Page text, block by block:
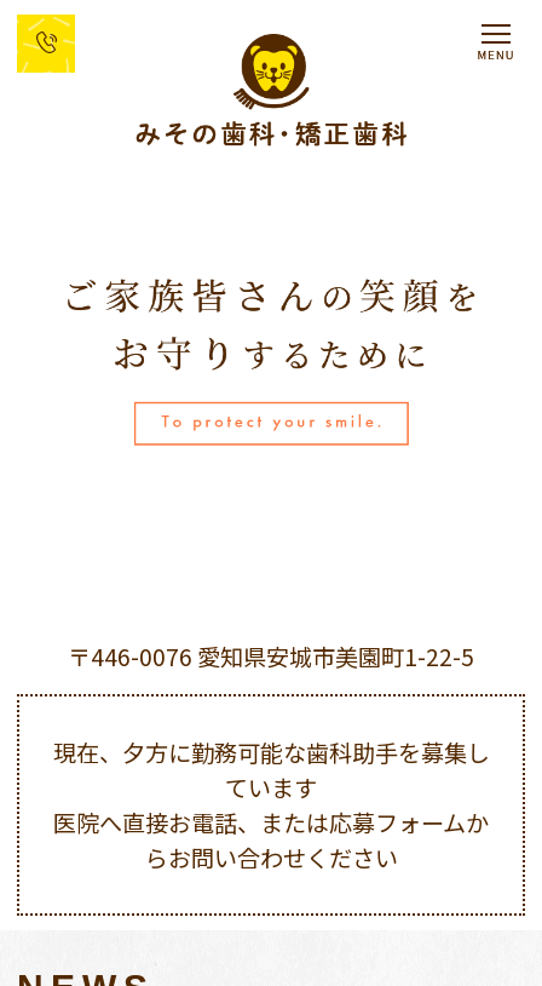
〒446-0076 愛知県安城市美園町1-22-5
現在、夕方に勤務可能な歯科助手を募集し
ています
医院へ直接お電話、または応募フォームか
らお問い合わせください